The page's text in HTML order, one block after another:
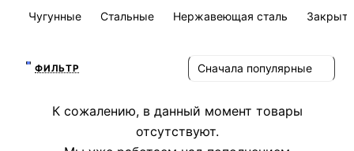
Чугунные Стальные Нержавеющая сталь
ФИЛЬТР Сначала популярные
К сожалению, в данный момент товары
отсутствуют.